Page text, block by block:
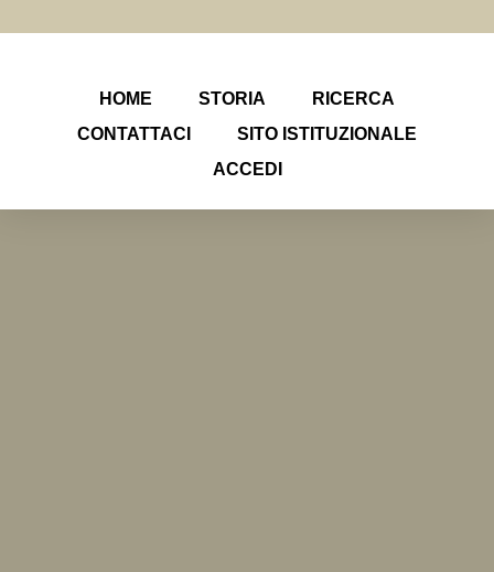
HOME STORIA
RICERCA
CONTATTACI
SITO ISTITUZIONALE
ACCEDI